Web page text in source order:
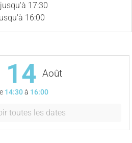
17:30
16:00
14 Août
14:30à 16:00
toutes les dates